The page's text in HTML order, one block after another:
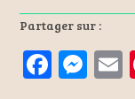
Partager sur :
F M